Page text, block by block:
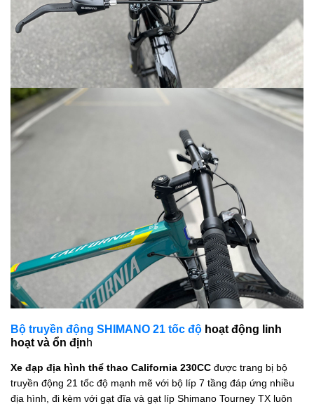
Bộ truyền động SHIMANO 21 tốc độ hoạt động linh
hoạt và ổn định
Xe đạp địa hình thể thao California 230CC được trang bị bộ
truyền động 21 tốc độ mạnh mẽ với bộ líp 7 tầng đáp ứng nhiều
địa hình, đi kèm với gạt đĩa và gạt líp Shimano Tourney TX luôn